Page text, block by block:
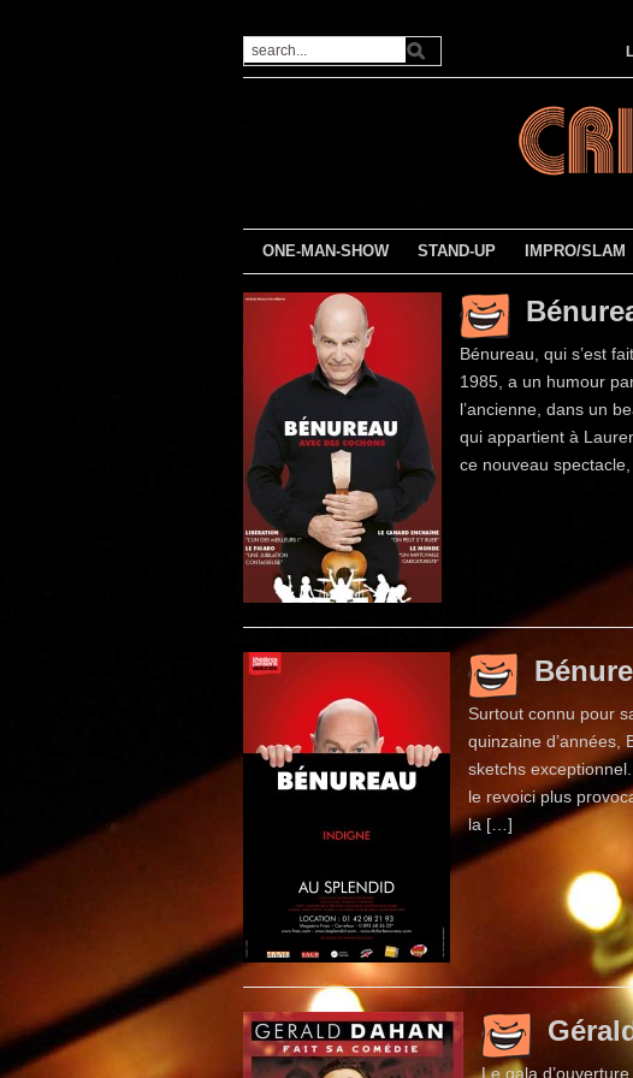
ONE-MAN-SHOW STAND-UP IMPRO/SLAM
Bénureau, qui s’est
1985, a un humour
l’ancienne, dans un
qui appartient à
ce nouveau
Surtout connu pour
quinzaine d’années,
sketchs
le revoici plus
la […]
Le gala